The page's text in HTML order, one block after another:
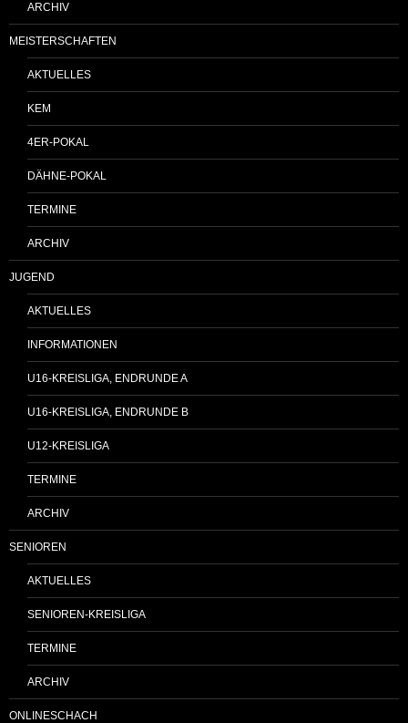
ARCHIV
MEISTERSCHAFTEN
AKTUELLES
KEM
4ER-POKAL
DÄHNE-POKAL
TERMINE
ARCHIV
JUGEND
AKTUELLES
INFORMATIONEN
U16-KREISLIGA, ENDRUNDE A
U16-KREISLIGA, ENDRUNDE B
U12-KREISLIGA
TERMINE
ARCHIV
SENIOREN
AKTUELLES
SENIOREN-KREISLIGA
TERMINE
ARCHIV
ONLINESCHACH